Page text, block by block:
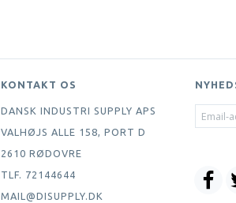
KONTAKT OS
DANSK INDUSTRI SUPPLY APS
VALHØJS ALLE 158, PORT D
2610 RØDOVRE
TLF. 72144644
MAIL@DISUPPLY.DK
EMAIL-